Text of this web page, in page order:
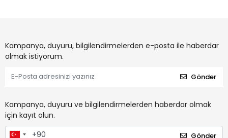
Kampanya, duyuru, bilgilendirmelerden e-posta ile haberdar
olmak istiyorum.
Gönder
Kampanya, duyuru ve bilgilendirmelerden haberdar olmak
için kayıt olun.
Gönder